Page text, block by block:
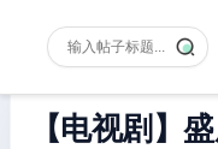
【电视剧】